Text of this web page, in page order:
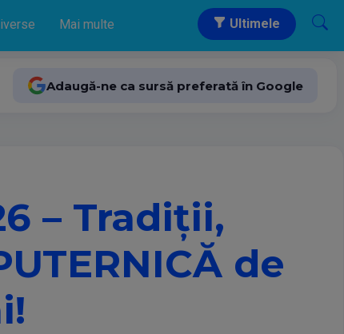
Mai multe Ultimele
Adaugă-ne ca sursă preferată în Google
– Tradiții,
de